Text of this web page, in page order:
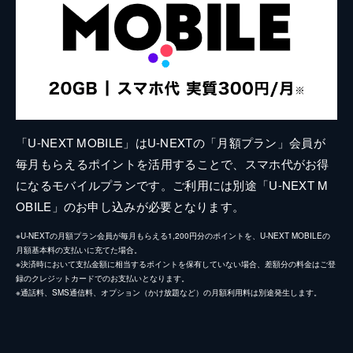
「U-NEXT MOBILE」はU-NEXTの「月額プラン」会員が
毎月もらえるポイントを活用することで、スマホ代がお得
になるモバイルプランです。ご利用には別途「U-NEXT M
OBILE」のお申し込みが必要となります。
※U-NEXTの月額プラン会員が毎月もらえる1,200円分のポイントを、U-NEXT MOBILEの
月額基本料の支払いに充てた場合。
※決済時において支払金額に相当するポイントを保有していない場合、差額分の料金はご登
録のクレジットカードでのお支払いとなります。
※通話料、SMS通信料、オプション（かけ放題など）の月額利用料は別途発生します。